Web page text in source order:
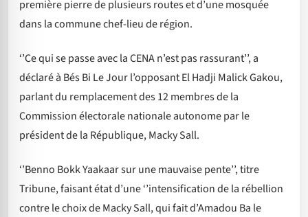
première pierre de plusieurs routes et d’une mosquée
dans la commune chef-lieu de région.
‘’Ce qui se passe avec la CENA n’est pas rassurant’’, a
déclaré à Bés Bi Le Jour l’opposant El Hadji Malick Gakou,
parlant du remplacement des 12 membres de la
Commission électorale nationale autonome par le
président de la République, Macky Sall.
‘’Benno Bokk Yaakaar sur une mauvaise pente’’, titre
Tribune, faisant état d’une ‘’intensification de la rébellion
contre le choix de Macky Sall, qui fait d’Amadou Ba le